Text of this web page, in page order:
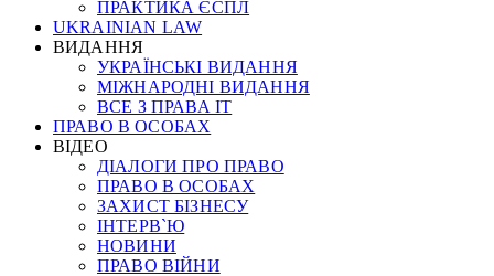
ПРАКТИКА ЄСПЛ
UKRAINIAN LAW
ВИДАННЯ
УКРАЇНСЬКІ ВИДАННЯ
МІЖНАРОДНІ ВИДАННЯ
ВСЕ З ПРАВА ІТ
ПРАВО В ОСОБАХ
ВІДЕО
ДІАЛОГИ ПРО ПРАВО
ПРАВО В ОСОБАХ
ЗАХИСТ БІЗНЕСУ
ІНТЕРВ`Ю
НОВИНИ
ПРАВО ВІЙНИ